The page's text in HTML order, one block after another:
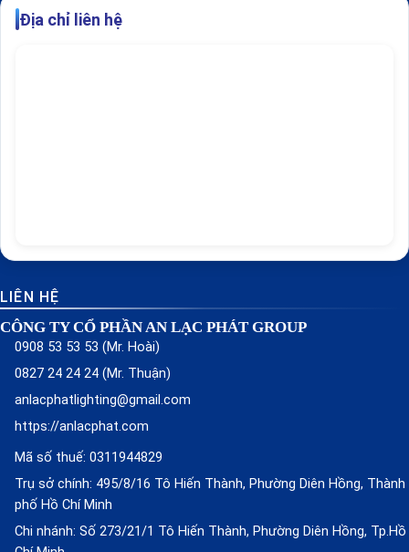
Địa chỉ liên hệ
LIÊN HỆ
CÔNG TY CỔ PHẦN AN LẠC PHÁT GROUP
0908 53 53 53 (Mr. Hoài)
0827 24 24 24 (Mr. Thuận)
anlacphatlighting@gmail.com
https://anlacphat.com
Mã số thuế: 0311944829
Trụ sở chính: 495/8/16 Tô Hiến Thành, Phường Diên Hồng, Thành
phố Hồ Chí Minh
Chi nhánh: Số 273/21/1 Tô Hiến Thành, Phường Diên Hồng, Tp.Hồ